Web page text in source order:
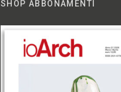
SHOP ABBONAMENTI